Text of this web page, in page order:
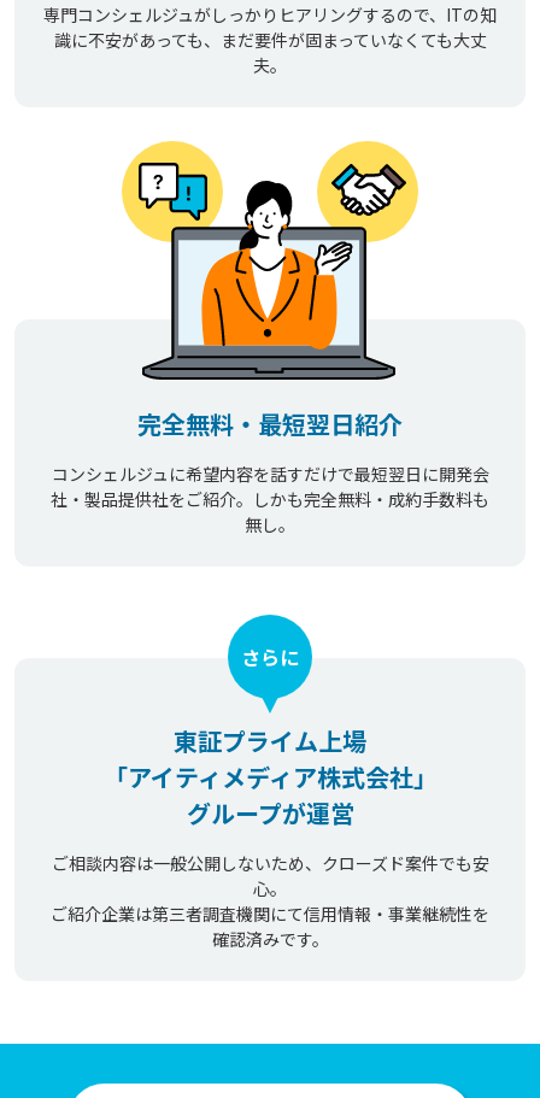
専門コンシェルジュがしっかりヒアリングするので、ITの知
識に不安があっても、まだ要件が固まっていなくても大丈
夫。
完全無料・最短翌日紹介
コンシェルジュに希望内容を話すだけで最短翌日に開発会
社・製品提供社をご紹介。しかも完全無料・成約手数料も
無し。
東証プライム上場
「アイティメディア株式会社」
グループが運営
さらに
ご相談内容は一般公開しないため、クローズド案件でも安
心。
ご紹介企業は第三者調査機関にて信用情報・事業継続性を
確認済みです。